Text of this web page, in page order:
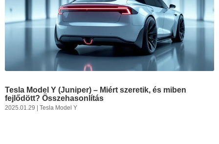
Tesla Model Y (Juniper) – Miért szeretik, és miben
fejlődött? Összehasonlítás
2025.01.29 |Tesla Model Y